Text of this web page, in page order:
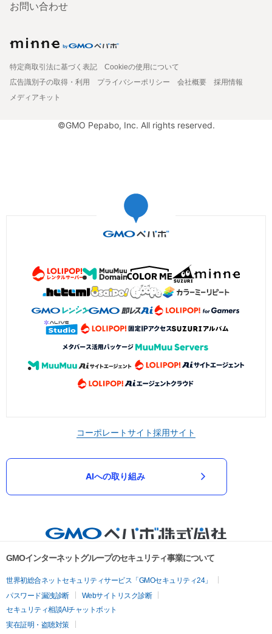
お問い合わせ
特定商取引法に基づく表記
Cookieの使用について
広告識別子の取得・利用
プライバシーポリシー 会社概要
採用情報
メディアキット
©GMO Pepabo, Inc. All rights reserved.
コーポレートサイト採用サイト
AIへの取り組み
GMOインターネットグループのセキュリティ事業について
世界初総合ネットセキュリティサービス「GMOセキュリティ24」
パスワード漏洩診断
Webサイトリスク診断
セキュリティ相談AIチャットボット
実在証明・盗聴対策